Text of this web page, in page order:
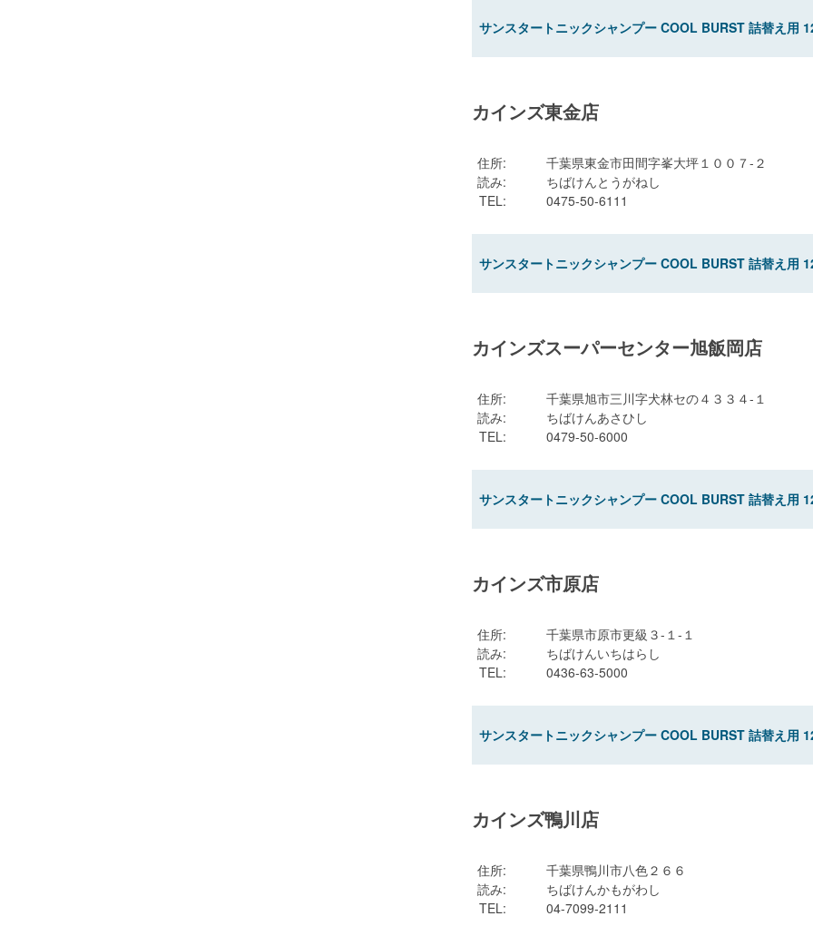
サンスタートニックシャンプー COOL BURST 詰替え用
カインズ東金店
住所:
千葉県東金市田間字峯大坪１００７-２
読み:
ちばけんとうがねし
TEL: 0475-50-6111
サンスタートニックシャンプー COOL BURST 詰替え用
カインズスーパーセンター旭飯岡店
住所:
千葉県旭市三川字犬林セの４３３４-１
読み:
ちばけんあさひし
TEL: 0479-50-6000
サンスタートニックシャンプー COOL BURST 詰替え用
カインズ市原店
住所:
千葉県市原市更級３-１-１
読み:
ちばけんいちはらし
TEL: 0436-63-5000
サンスタートニックシャンプー COOL BURST 詰替え用
カインズ鴨川店
住所:
千葉県鴨川市八色２６６
読み:
ちばけんかもがわし
TEL: 04-7099-2111